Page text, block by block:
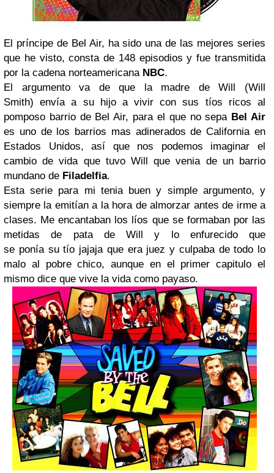
El príncipe de Bel Air, ha sido una de las mejores series
que he visto, consta de 148 episodios y fue transmitida
por la cadena norteamericana NBC.
El argumento va de que la madre de Will (Will
Smith) envía a su hijo a vivir con sus tíos ricos al
pomposo barrio de Bel Air, para el que no sepa Bel Air
es uno de los barrios mas adinerados de California en
Estados Unidos, así que nos podemos imaginar el
cambio de vida que tuvo Will que venia de un barrio
mundano de Filadelfia.
Esta serie para mi tenia buen y simple argumento, y
siempre la emitían a la hora de almorzar antes de irme a
clases. Me encantaban los líos que se formaban por las
metidas de pata de Will y lo enfurecido que
se ponía su tío jajaja que era juez y culpaba de todo lo
malo al pobre chico, aunque en el primer capitulo el
mismo dice que vive la vida como payaso.